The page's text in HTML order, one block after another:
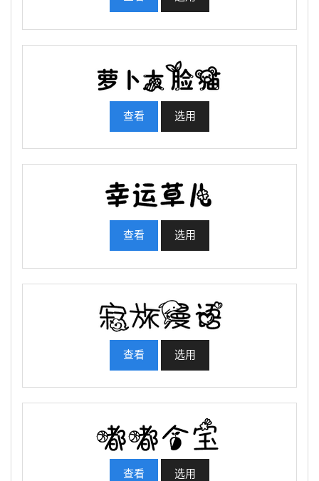
查看 选用
查看 选用
查看 选用
查看 选用